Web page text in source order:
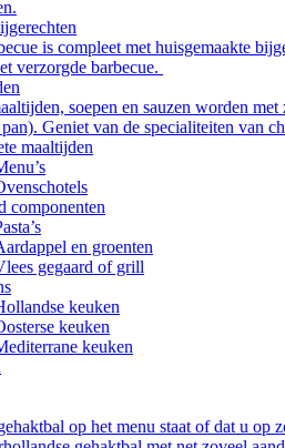
is compleet met huisgemaakte
verzorgde barbecue.
soepen en sauzen worden
Geniet van de specialiteiten van
maaltijden
componenten
en groenten
gegaard of grill
keuken
keuken
keuken
op het menu staat of dat u op